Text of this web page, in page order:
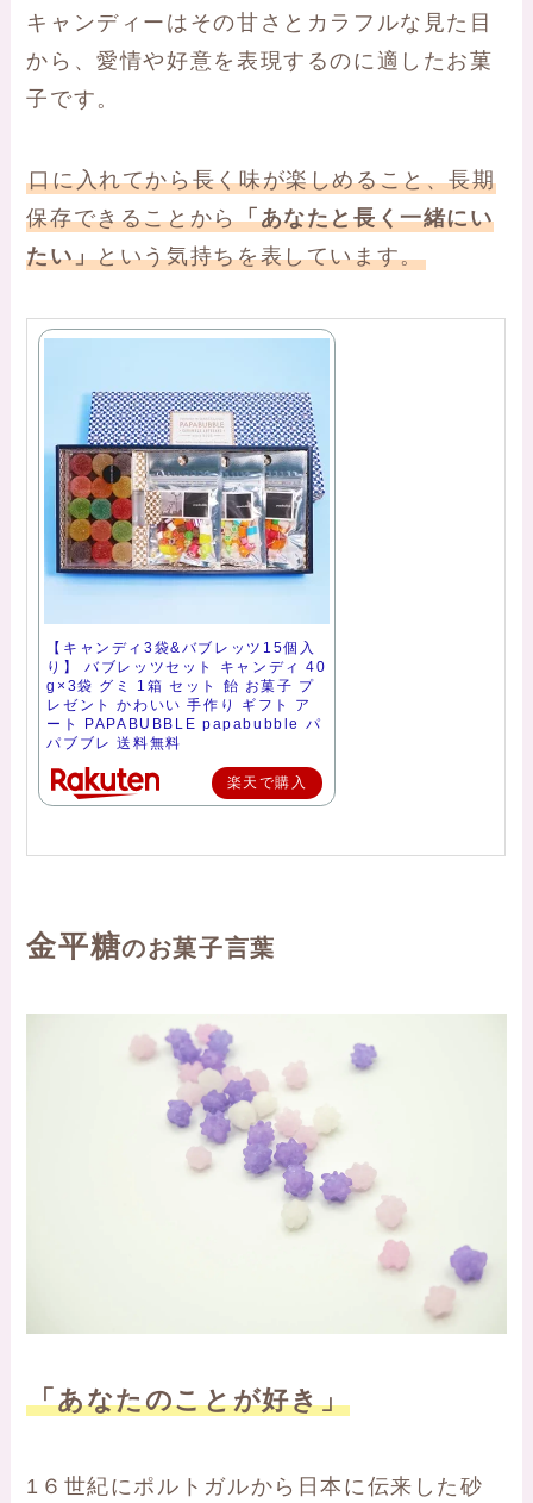
キャンディーはその甘さとカラフルな見た目
から、愛情や好意を表現するのに適したお菓
子です。
口に入れてから長く味が楽しめること、長期
保存できることから「あなたと長く一緒にい
たい」という気持ちを表しています。
【キャンディ3袋&バブレッツ15個入
り】 バブレッツセット キャンディ 40
g×3袋 グミ 1箱 セット 飴 お菓子 プ
レゼント かわいい 手作り ギフト ア
ート PAPABUBBLE papabubble パ
パブブレ 送料無料
楽天で購入
金平糖のお菓子言葉
「あなたのことが好き」
1６世紀にポルトガルから日本に伝来した砂